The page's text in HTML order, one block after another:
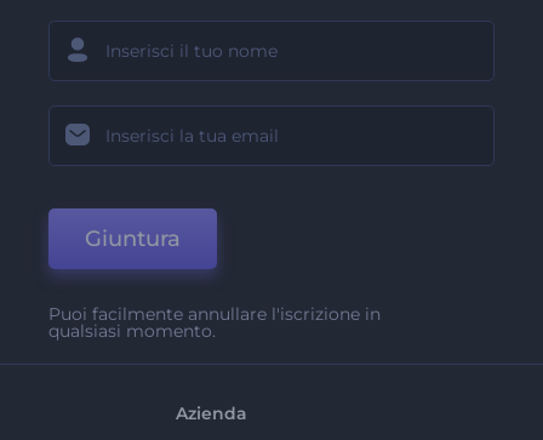
Giuntura
Puoi facilmente annullare l'iscrizione in
qualsiasi momento.
Azienda